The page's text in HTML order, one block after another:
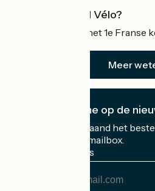
Wat is Accueil Vélo?
Accueil Vélo is het 1e
Meer
Ik abonneer me op de
Ontvang elke maand het
Frankrijk in uw mailbox.
Mijn e-mailadres